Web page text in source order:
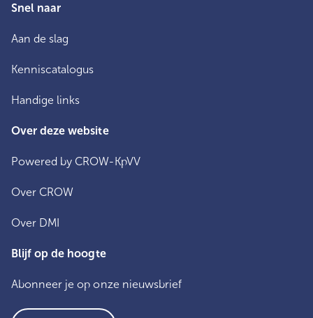
Snel naar
Aan de slag
Kenniscatalogus
Handige links
Over deze website
Powered by CROW-KpVV
Over CROW
Over DMI
Blijf op de hoogte
Abonneer je op onze nieuwsbrief